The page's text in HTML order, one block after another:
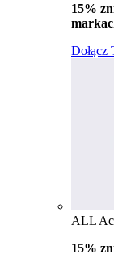
15%
Dołącz
ALL
15%